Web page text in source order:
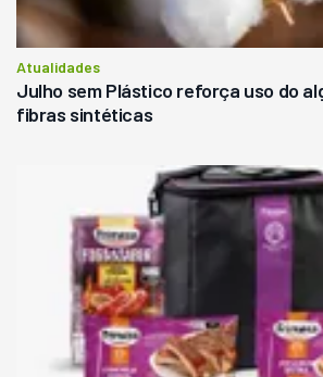
Atualidades
Julho sem Plástico reforça uso do
fibras sintéticas